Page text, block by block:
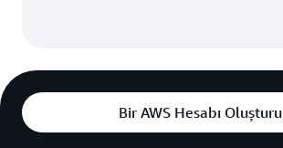
Bir AWS Hesabı